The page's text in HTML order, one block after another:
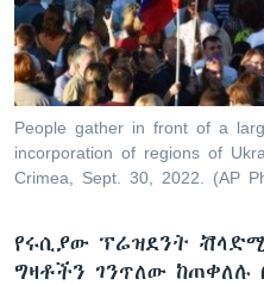
ቋንቋዎች
People gather in front of a
incorporation of regions of
Crimea, Sept. 30, 2022. (AP
የሩሲያው ፕሬዝደንት
ግዛቶችን ገንጥለው ከጠቀለሉ